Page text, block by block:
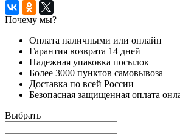
Почему мы?
Оплата наличными или онлайн
Гарантия возврата 14 дней
Надежная упаковка посылок
Более 3000 пунктов самовывоза
Доставка по всей России
Безопасная защищенная оплата
Выбрать